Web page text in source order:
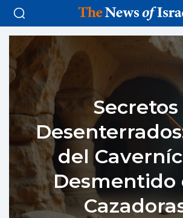
Secretos
del
Desmentido